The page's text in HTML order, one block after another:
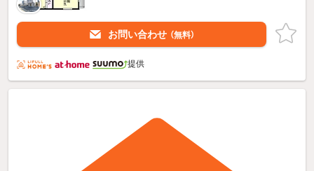
お問い合わせ （無料）
提供